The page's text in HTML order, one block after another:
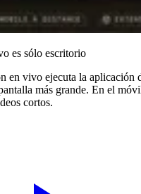
es sólo escritorio
en vivo ejecuta la aplicación
más grande. En el
cortos.